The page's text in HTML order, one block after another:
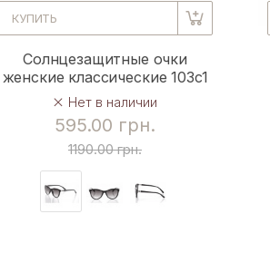
КУПИТЬ
Солнцезащитные очки
женские классические 103c1
Нет в наличии
595.00 грн.
1190.00 грн.